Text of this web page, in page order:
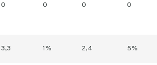
0 0 0 0
3,3 1% 2,4 5%